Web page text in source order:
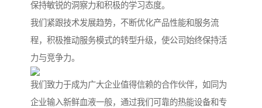
保持敏锐的洞察力和积极的学习态度。
我们紧跟技术发展趋势，不断优化产品性能和服务流
程，积极推动服务模式的转型升级，使公司始终保持活
力与竞争力。
我们致力于成为广大企业值得信赖的合作伙伴，如同为
企业输入新鲜血液一般，通过我们可靠的热能设备和专